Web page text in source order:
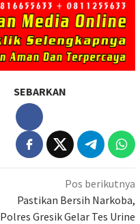
SEBARKAN
Pos berikutnya
Pastikan Bersih Narkoba,
Polres Gresik Gelar Tes Urine